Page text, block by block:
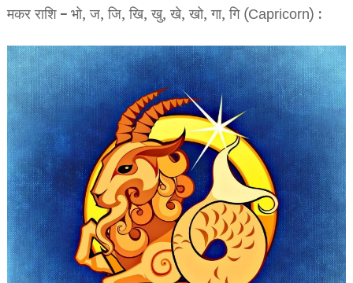
मकर राशि – भो, ज, जि, खि, खु, खे, खो, गा, गि (Capricorn) :